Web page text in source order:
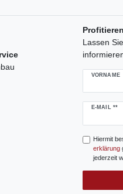
Lassen
VORNAME
E-MAIL **
Newsletter
Hiermit
erklärung
jederzeit